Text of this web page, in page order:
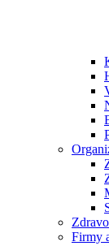
Firmy